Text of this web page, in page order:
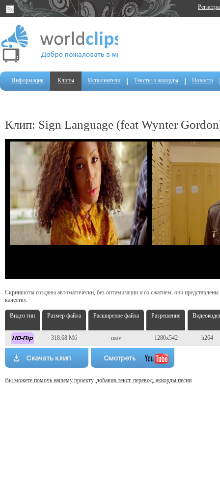
Информация Клипы Исполнители Тексты и аккорды Новости
Клип: Sign Language (feat Wynter
Скриншоты созданы автоматически, без оптимизации и со сжатием, они
качеству.
Видео тип Размер файла Расширение файла Разрешение
318.68 Мб mov 1280x542 h264
Вы можете помочь нашему проекту, добавив текст, перевод, аккорды песни